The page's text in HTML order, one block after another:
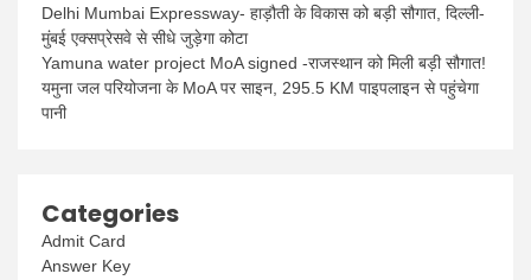
Delhi Mumbai Expressway- हाड़ौती के विकास को बड़ी सौगात, दिल्ली-
मुंबई एक्सप्रेसवे से सीधे जुड़ेगा कोटा
Yamuna water project MoA signed -राजस्थान को मिली बड़ी सौगात!
यमुना जल परियोजना के MoA पर साइन, 295.5 KM पाइपलाइन से पहुंचेगा
पानी
Categories
Admit Card
Answer Key